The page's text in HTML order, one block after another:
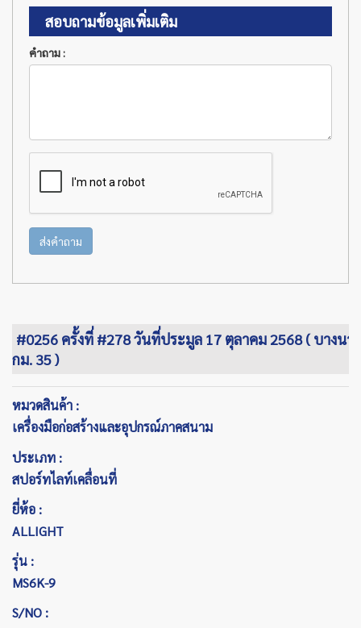
สอบถามข้อมูลเพิ่มเติม
คำถาม :
ส่งคำถาม
#0256 ครั้งที่ #278 วันที่ประมูล 17 ตุลาคม 2568 ( บางนา
กม. 35 )
หมวดสินค้า :
เครื่องมือก่อสร้างและอุปกรณ์ภาคสนาม
ประเภท :
สปอร์ทไลท์เคลื่อนที่
ยี่ห้อ :
ALLIGHT
รุ่น :
MS6K-9
S/NO :